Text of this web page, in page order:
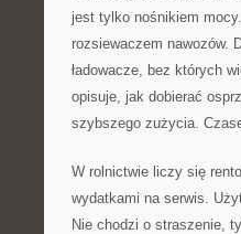
jest tylko nośnikiem
rozsiewaczem nawozów.
ładowacze, bez których
opisuje, jak dobierać
szybszego zużycia.
W rolnictwie liczy się
wydatkami na serwis.
Nie chodzi o straszenie,